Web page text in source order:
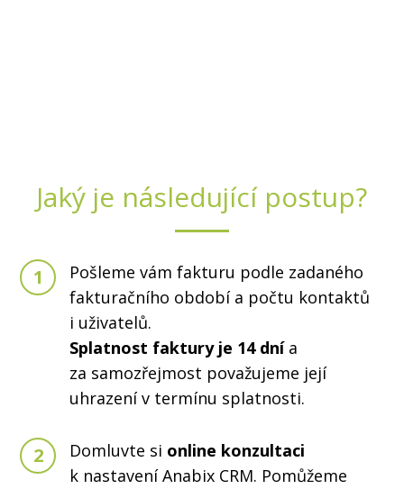
Jaký je následující postup?
1
Pošleme vám fakturu podle zadaného
fakturačního období a počtu kontaktů
i uživatelů.
Splatnost faktury je 14 dní a
za samozřejmost považujeme její
uhrazení v termínu splatnosti.
2 Domluvte si online konzultaci
k nastavení Anabix CRM. Pomůžeme